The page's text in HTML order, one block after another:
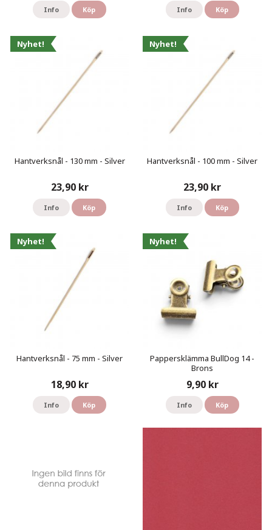
Info Köp Info Köp
Nyhet!
Hantverksnål - 130 mm - Silver
23,90 kr
Info Köp
Nyhet!
Hantverksnål - 100 mm - Silver
23,90 kr
Info Köp
Nyhet!
Hantverksnål - 75 mm - Silver
18,90 kr
Info Köp
Nyhet!
Pappersklämma BullDog 14 -
Brons
9,90 kr
Info Köp